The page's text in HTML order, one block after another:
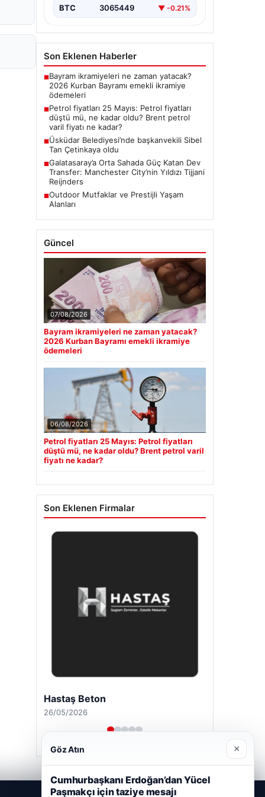
BTC 3065449 ▼ -0.21%
Son Eklenen Haberler
■Bayram ikramiyeleri ne zaman yatacak?
2026 Kurban Bayramı emekli ikramiye
ödemeleri
■Petrol fiyatları 25 Mayıs: Petrol fiyatları
düştü mü, ne kadar oldu? Brent petrol
varil fiyatı ne kadar?
■Üsküdar Belediyesi’nde başkanvekili Sibel
Tan Çetinkaya oldu
■Galatasaray’a Orta Sahada Güç Katan Dev
Transfer: Manchester City’nin Yıldızı Tijjani
Reijnders
■Outdoor Mutfaklar ve Prestijli Yaşam
Alanları
Güncel
07/08/2026
Bayram ikramiyeleri ne zaman yatacak?
2026 Kurban Bayramı emekli ikramiye
ödemeleri
06/08/2026
Petrol fiyatları 25 Mayıs: Petrol fiyatları
düştü mü, ne kadar oldu? Brent petrol varil
fiyatı ne kadar?
Son Eklenen Firmalar
Hastaş Beton
26/05/2026
Göz Atın ×
Cumhurbaşkanı Erdoğan’dan Yücel
Paşmakçı için taziye mesajı